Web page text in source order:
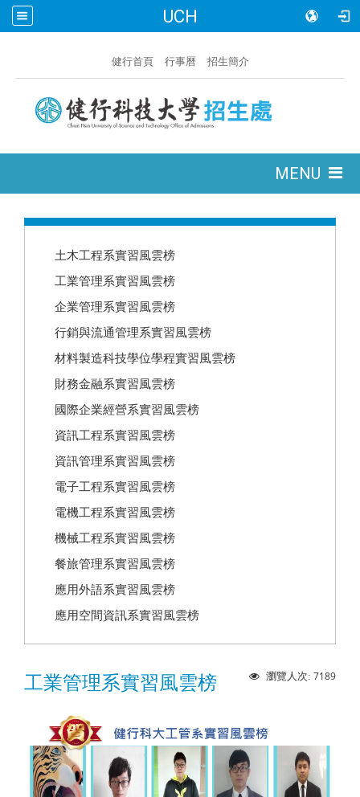
UCH
健行首頁 行事曆 招生簡介
MENU
土木工程系實習風雲榜
工業管理系實習風雲榜
企業管理系實習風雲榜
行銷與流通管理系實習風雲榜
材料製造科技學位學程實習風雲榜
財務金融系實習風雲榜
國際企業經營系實習風雲榜
資訊工程系實習風雲榜
資訊管理系實習風雲榜
電子工程系實習風雲榜
電機工程系實習風雲榜
機械工程系實習風雲榜
餐旅管理系實習風雲榜
應用外語系實習風雲榜
應用空間資訊系實習風雲榜
瀏覽人次: 7189
工業管理系實習風雲榜